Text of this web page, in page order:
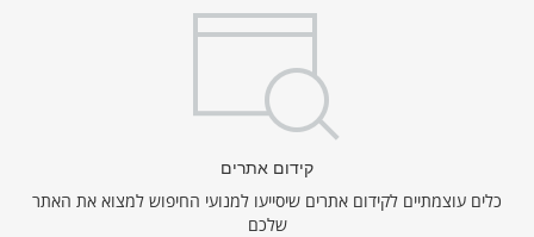
קידום אתרים
כלים עוצמתיים לקידום אתרים שיסייעו למנועי החיפוש למצוא את האתר
שלכם